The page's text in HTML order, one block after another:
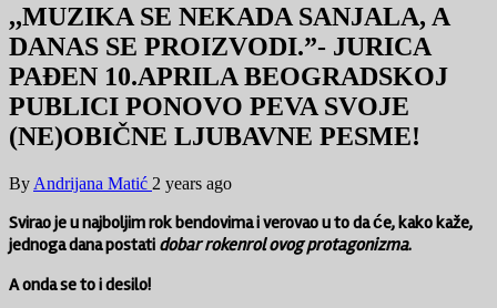
,,MUZIKA SE NEKADA SANJALA, A
DANAS SE PROIZVODI.”- JURICA
PAĐEN 10.APRILA BEOGRADSKOJ
PUBLICI PONOVO PEVA SVOJE
(NE)OBIČNE LJUBAVNE PESME!
By Andrijana Matić 2 years ago
Svirao je u najboljim rok bendovima i verovao u to da će, kako kaže,
jednoga dana postati dobar rokenrol ovog protagonizma.
A onda se to i desilo!